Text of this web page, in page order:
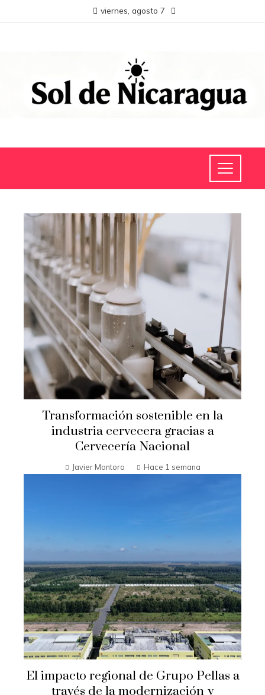
viernes, agosto 7
Transformación sostenible en la
industria cervecera gracias a
Cervecería Nacional
Javier Montoro Hace 1 semana
El impacto regional de Grupo Pellas a
través de la modernización y